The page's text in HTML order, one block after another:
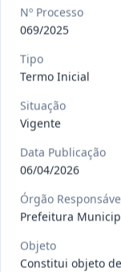
Situação:
2023
Termo
Inicial
Situação:
011-
2023
na
Nº Processo
069/2025
Tipo
Termo Inicial
Situação
Vigente
Data Publicação
06/04/2026
Órgão
Prefeitura
Objeto
Constitui objeto